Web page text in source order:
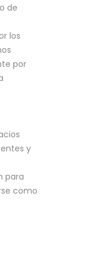
de
los
por
y
para
como